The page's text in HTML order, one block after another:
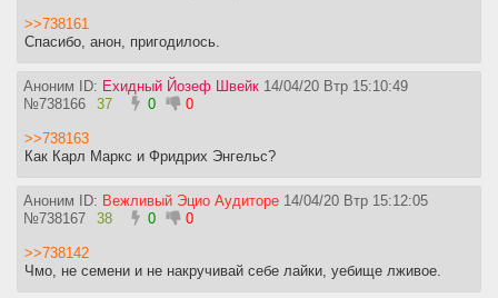
>>738161
Спасибо, анон, пригодилось.
Аноним ID: Ехидный Йозеф Швейк 14/04/20 Втр 15:10:49
№738166 37 0 0
>>738163
Как Карл Маркс и Фридрих Энгельс?
Аноним ID: Вежливый Эцио Аудиторе 14/04/20 Втр 15:12:05
№738167 38 0 0
>>738142
Чмо, не семени и не накручивай себе лайки, уебище лживое.